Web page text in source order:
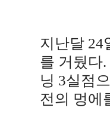
지난달 24
를 거뒀다
닝 3실점
전의 멍에